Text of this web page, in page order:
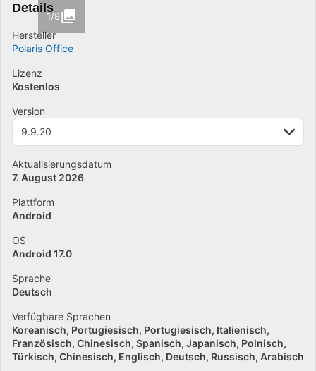
1/8
Details
Hersteller
Polaris Office
Lizenz
Kostenlos
Version
9.9.20
Aktualisierungsdatum
7. August 2026
Plattform
Android
OS
Android 17.0
Sprache
Deutsch
Verfügbare Sprachen
Koreanisch Portugiesisch Portugiesisch Italienisch
Französisch Chinesisch Spanisch Japanisch Polnisch
Türkisch Chinesisch Englisch Deutsch Russisch Arabisch